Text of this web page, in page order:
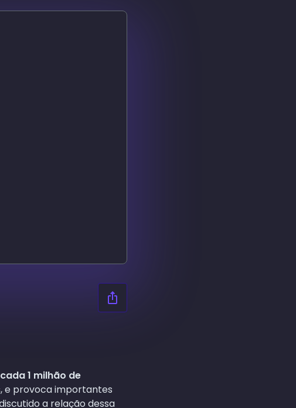
1 milhão de
e provoca importantes
a relação dessa